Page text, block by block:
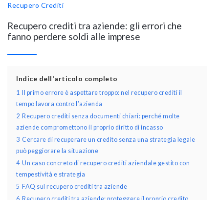
Recupero Crediti
Recupero crediti tra aziende: gli errori che
fanno perdere soldi alle imprese
Indice dell'articolo completo
1
Il primo errore è aspettare troppo: nel recupero crediti il
tempo lavora contro l’azienda
2 Recupero crediti senza documenti chiari: perché molte
aziende compromettono il proprio diritto di incasso
3 Cercare di recuperare un credito senza una strategia legale
può peggiorare la situazione
4 Un caso concreto di recupero crediti aziendale gestito con
tempestività e strategia
5 FAQ sul recupero crediti tra aziende